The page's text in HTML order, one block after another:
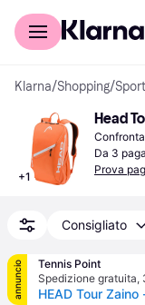
Per il tuo shopping
Klarna/Shopping/
+1
Head
Da 3
Prova
Consigliato
annuncio
Tennis Point
Spedizione gratuita,
HEAD Tour Zaino